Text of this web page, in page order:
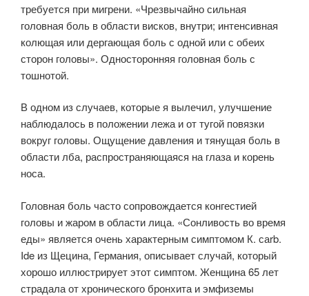
требуется при мигрени. «Чрезвычайно сильная
головная боль в области висков, внутри; интенсивная
колющая или дергающая боль с одной или с обеих
сторон головы». Односторонняя головная боль с
тошнотой.
В одном из случаев, которые я вылечил, улучшение
наблюдалось в положении лежа и от тугой повязки
вокруг головы. Ощущение давления и тянущая боль в
области лба, распространяющаяся на глаза и корень
носа.
Головная боль часто сопровождается конгестией
головы и жаром в области лица. «Сонливость во время
еды» является очень характерным симптомом К. саrb.
Ide из Щецина, Германия, описывает случай, который
хорошо иллюстрирует этот симптом. Женщина 65 лет
страдала от хронического бронхита и эмфиземы